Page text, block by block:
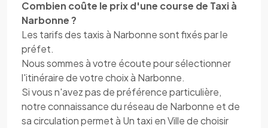
Combien coûte le prix d'une course de Taxi à
Narbonne ?
Les tarifs des taxis à Narbonne sont fixés par le
préfet.
Nous sommes à votre écoute pour sélectionner
l'itinéraire de votre choix à Narbonne.
Si vous n'avez pas de préférence particulière,
notre connaissance du réseau de Narbonne et de
sa circulation permet à Un taxi en Ville de choisir